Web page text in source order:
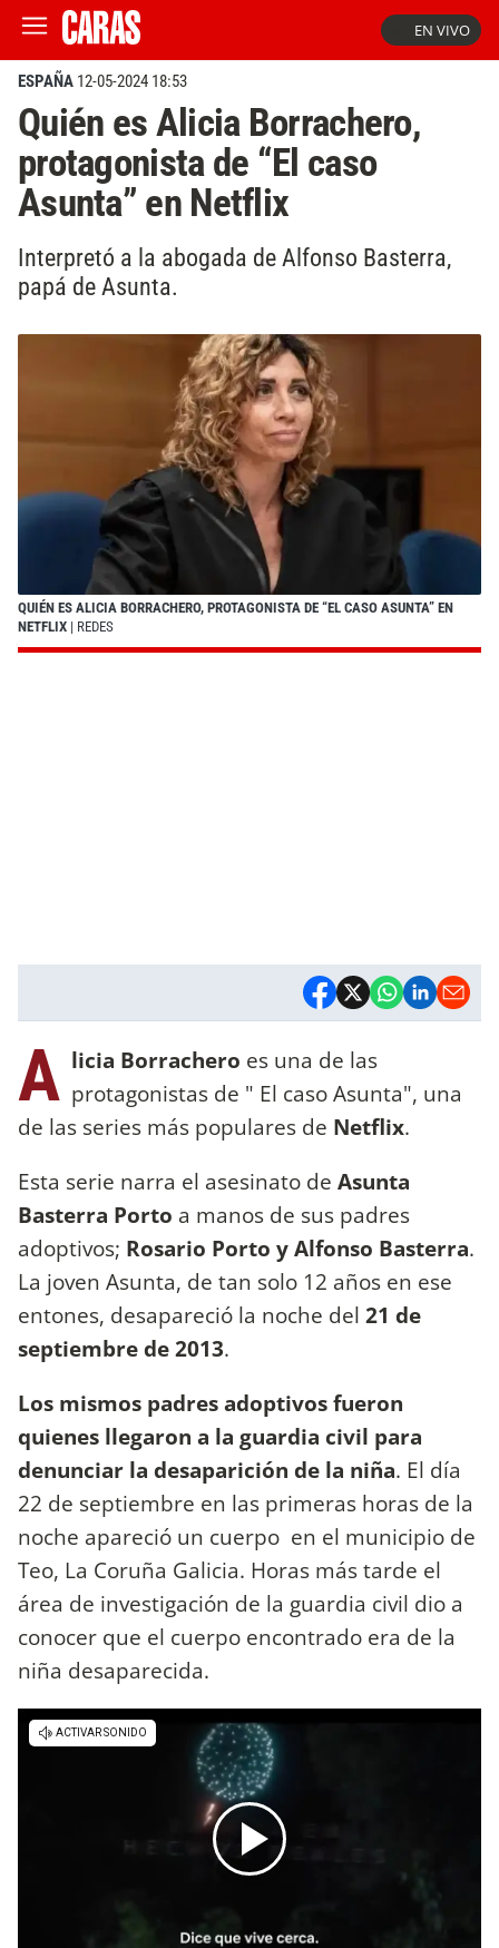
EN VIVO
ESPAÑA 12-05-2024 18:53
Quién es Alicia Borrachero,
protagonista de “El caso
Asunta” en Netflix
Interpretó a la abogada de Alfonso Basterra,
papá de Asunta.
QUIÉN ES ALICIA BORRACHERO, PROTAGONISTA DE “EL CASO ASUNTA” EN
NETFLIX | REDES
A licia Borrachero es una de las
protagonistas de " El caso Asunta", una
de las series más populares de Netflix.
Esta serie narra el asesinato de Asunta
Basterra Porto a manos de sus padres
adoptivos; Rosario Porto y Alfonso Basterra.
La joven Asunta, de tan solo 12 años en ese
entones, desapareció la noche del 21 de
septiembre de 2013.
Los mismos padres adoptivos fueron
quienes llegaron a la guardia civil para
denunciar la desaparición de la niña. El día
22 de septiembre en las primeras horas de la
noche apareció un cuerpo en el municipio de
Teo, La Coruña Galicia. Horas más tarde el
área de investigación de la guardia civil dio a
conocer que el cuerpo encontrado era de la
niña desaparecida.